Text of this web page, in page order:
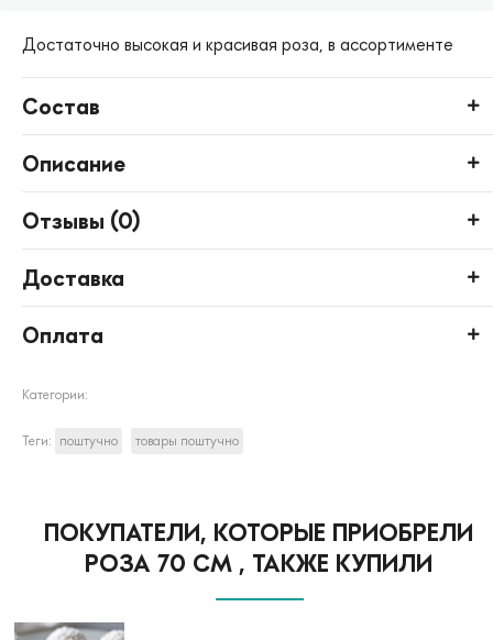
Достаточно высокая и красивая роза, в ассортименте
Состав
Описание
Отзывы (0)
Доставка
Оплата
Категории:
Теги: поштучно товары поштучно
ПОКУПАТЕЛИ, КОТОРЫЕ ПРИОБРЕЛИ
РОЗА 70 СМ , ТАКЖЕ КУПИЛИ